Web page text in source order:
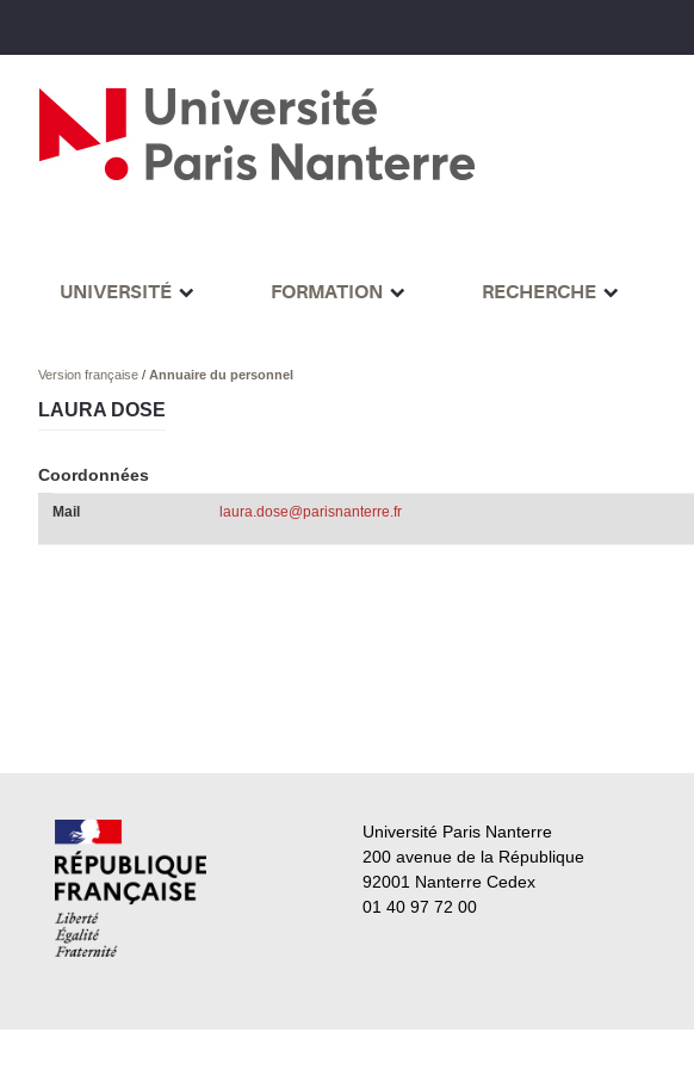
UNIVERSITÉ FORMATION RECHERCHE
Version française/ Annuaire du personnel
LAURA DOSE
Coordonnées
Mail laura.dose@parisnanterre.fr
Université Paris Nanterre
200 avenue de la République
92001 Nanterre Cedex
01 40 97 72 00